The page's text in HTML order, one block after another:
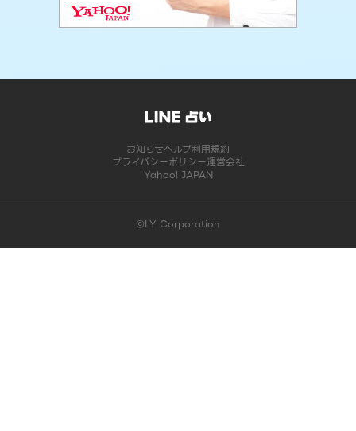
お知らせヘルプ利用規約
プライバシーポリシー運営会社
Yahoo! JAPAN
©LY Corporation
このコンテンツは掲載が終了しました | LINE占い